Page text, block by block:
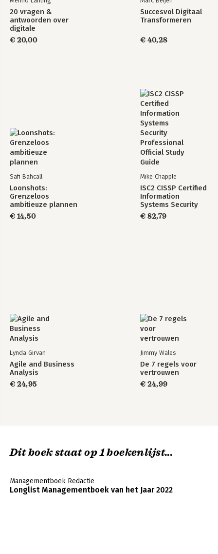
20 vragen &
antwoorden over
digitale
transformatie
€ 20,00
Succesvol Digitaal
Transformeren
€ 40,28
Safi Bahcall
Loonshots:
Grenzeloos
ambitieuze plannen
€ 14,50
Mike Chapple
ISC2 CISSP Certified
Information
Systems Security
Professional
Official Study Guide
€ 82,79
Lynda Girvan
Agile and Business
Analysis
€ 24,95
Jimmy Wales
De 7 regels voor
vertrouwen
€ 24,99
Dit boek staat op 1 boekenlijst...
Managementboek Redactie
Longlist Managementboek van het Jaar 2022